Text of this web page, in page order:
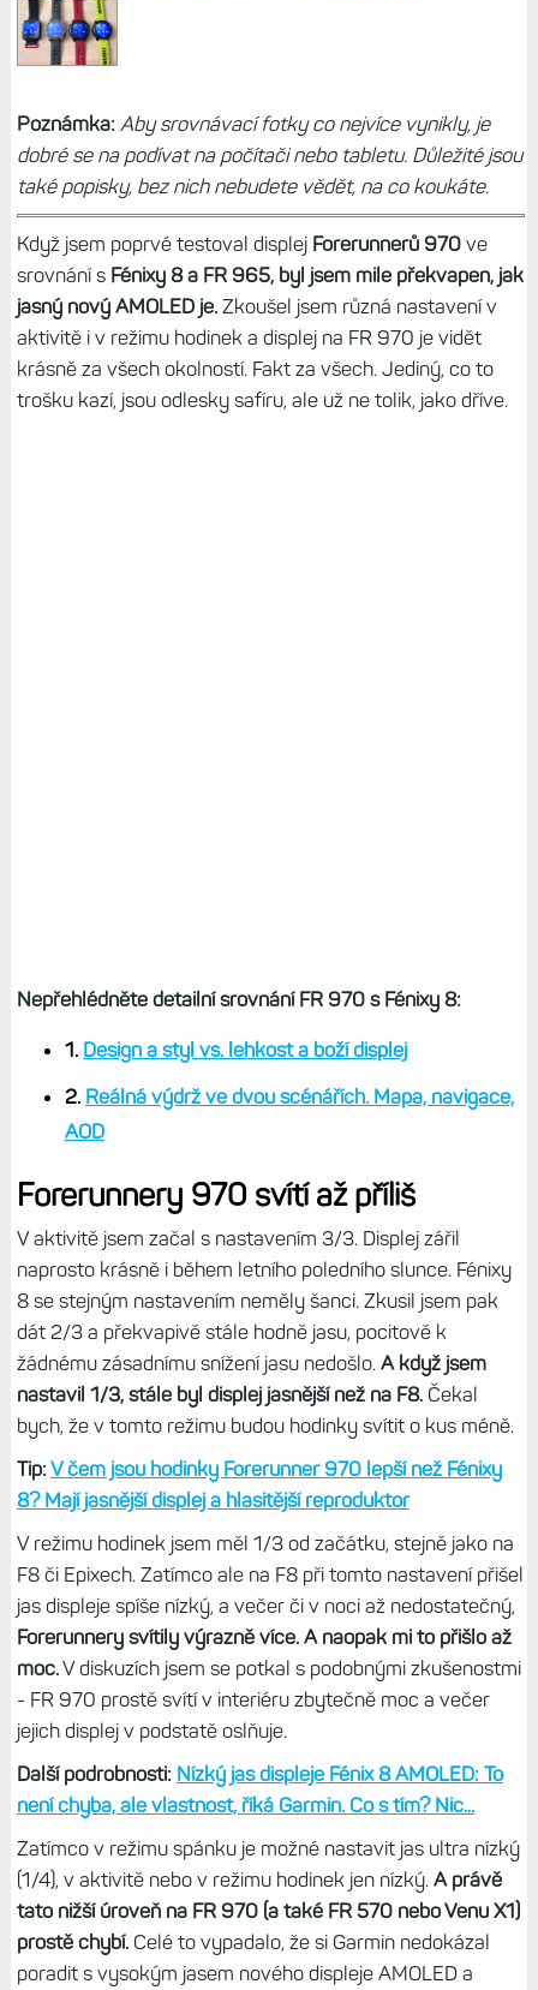
Poznámka: Aby srovnávací fotky co nejvíce vynikly, je
dobré se na podívat na počítači nebo tabletu. Důležité jsou
také popisky, bez nich nebudete vědět, na co koukáte.
Když jsem poprvé testoval displej Forerunnerů 970ve
srovnání s Fénixy 8 a FR 965, byl jsem mile překvapen, jak
jasný nový AMOLED je.Zkoušel jsem různá nastavení v
aktivitě i v režimu hodinek a displej na FR 970 je vidět
krásně za všech okolností. Fakt za všech. Jediný, co to
trošku kazí, jsou odlesky safíru, ale už ne tolik, jako dříve.
Nepřehlédněte detailní srovnání FR 970 s Fénixy 8:
1. Design a styl vs. lehkost a boží displej
2. Reálná výdrž ve dvou scénářích. Mapa, navigace,
AOD
Forerunnery 970 svítí až příliš
V aktivitě jsem začal s nastavením 3/3. Displej zářil
naprosto krásně i během letního poledního slunce. Fénixy
8 se stejným nastavením neměly šanci. Zkusil jsem pak
dát 2/3 a překvapivě stále hodně jasu, pocitově k
žádnému zásadnímu snížení jasu nedošlo. A když jsem
nastavil 1/3, stále byl displej jasnější než na F8.Čekal
bych, že v tomto režimu budou hodinky svítit o kus méně.
Tip: V čem jsou hodinky Forerunner 970 lepší než Fénixy
8? Mají jasnější displej a hlasitější reproduktor
V režimu hodinek jsem měl 1/3 od začátku, stejně jako na
F8 či Epixech. Zatímco ale na F8 při tomto nastavení přišel
jas displeje spíše nízký, a večer či v noci až nedostatečný,
Forerunnery svítily výrazně více. A naopak mi to přišlo až
moc.V diskuzích jsem se potkal s podobnými zkušenostmi
- FR 970 prostě svítí v interiéru zbytečně moc a večer
jejich displej v podstatě oslňuje.
Další podrobnosti: Nízký jas displeje Fénix 8 AMOLED: To
není chyba, ale vlastnost, říká Garmin. Co s tím? Nic...
Zatímco v režimu spánku je možné nastavit jas ultra nízký
(1/4), v aktivitě nebo v režimu hodinek jen nízký. A právě
tato nižší úroveň na FR 970 (a také FR 570 nebo Venu X1)
prostě chybí.Celé to vypadalo, že si Garmin nedokázal
poradit s vysokým jasem nového displeje AMOLED a